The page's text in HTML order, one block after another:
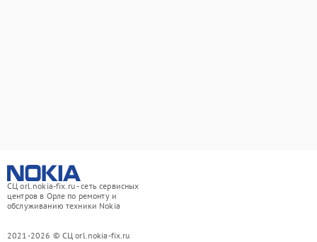
СЦ orl.nokia-fix.ru - сеть сервисных
центров в Орле по ремонту и
обслуживанию техники Nokia
2021-2026 © СЦ orl.nokia-fix.ru